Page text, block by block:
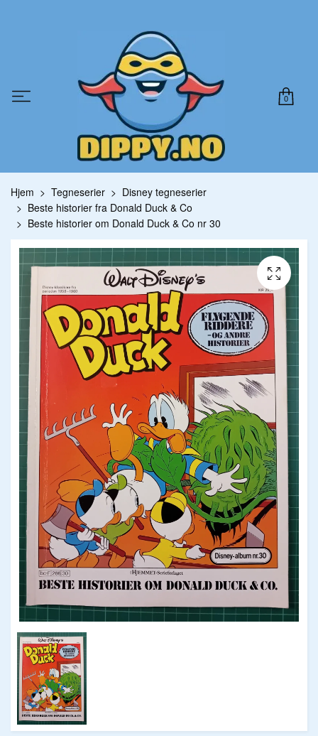
0
Hjem Tegneserier
Disney tegneserier
Beste historier fra Donald Duck & Co
Beste historier om Donald Duck & Co nr 30